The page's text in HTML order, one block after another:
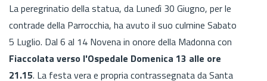
La peregrinatio della statua, da Lunedì 30 Giugno, per le
contrade della Parrocchia, ha avuto il suo culmine Sabato
5 Luglio. Dal 6 al 14 Novena in onore della Madonna con
Fiaccolata verso l'Ospedale Domenica 13 alle ore
21.15. La festa vera e propria contrassegnata da Santa